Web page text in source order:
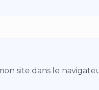
site dans le